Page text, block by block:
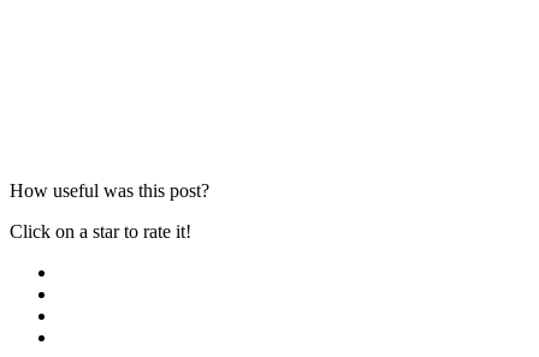
How useful was this post?
Click on a star to rate it!